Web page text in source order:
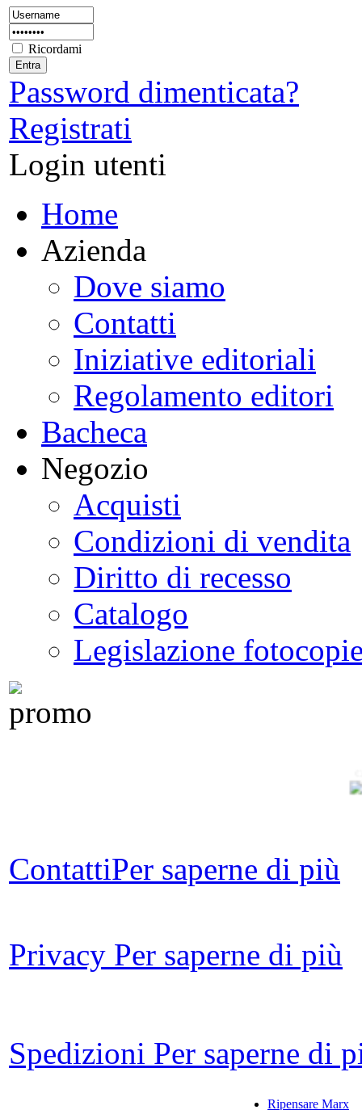
Ricordami
Password dimenticata?
Registrati
Login utenti
Home
Azienda
Dove siamo
Contatti
Iniziative editoriali
Regolamento editori
Bacheca
Negozio
Acquisti
Condizioni di vendita
Diritto di recesso
Catalogo
Legislazione
ContattiPer saperne di più
Privacy Per saperne di più
Spedizioni Per saperne di
Ripensare Marx